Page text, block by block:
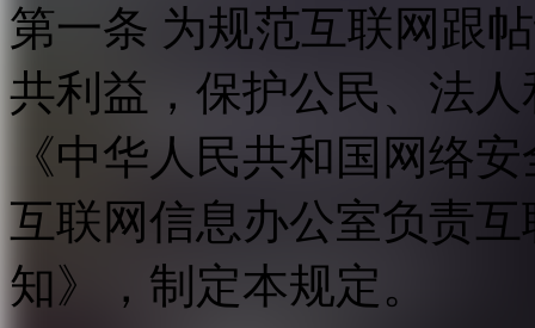
第一条 为规范互联网跟
共利益，保护公民、法
《中华人民共和国网络
互联网信息办公室负责
知》，制定本规定。